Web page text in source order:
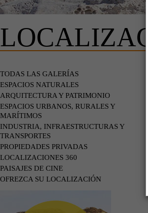
TODAS LAS GALERÍAS
ESPACIOS NATURALES
ARQUITECTURA Y PATRIMONIO
ESPACIOS URBANOS, RURALES Y
MARÍTIMOS
INDUSTRIA, INFRAESTRUCTURAS Y
TRANSPORTES
PROPIEDADES PRIVADAS
LOCALIZACIONES 360
PAISAJES DE CINE
OFREZCA SU LOCALIZACIÓN